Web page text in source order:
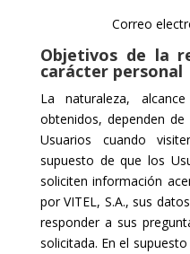
Correo
Objetivos de la
carácter personal
La naturaleza,
obtenidos, dependen
Usuarios cuando
supuesto de que los
soliciten información
por VITEL, S.A., sus
responder a sus
solicitada. En el